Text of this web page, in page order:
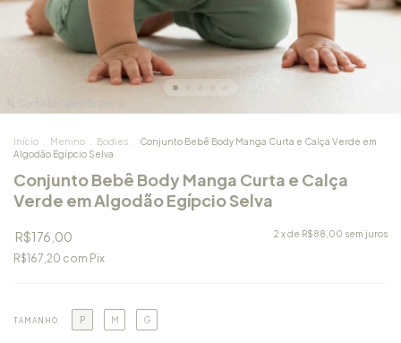
Início Menino Bodies
Conjunto Bebê Body Manga Curta e Calça Verde em
Algodão Egípcio Selva
Conjunto Bebê Body Manga Curta e Calça
Verde em Algodão Egípcio Selva
R$176,00 2 x de R$88,00 sem juros
R$167,20 com Pix
TAMANHO P M G